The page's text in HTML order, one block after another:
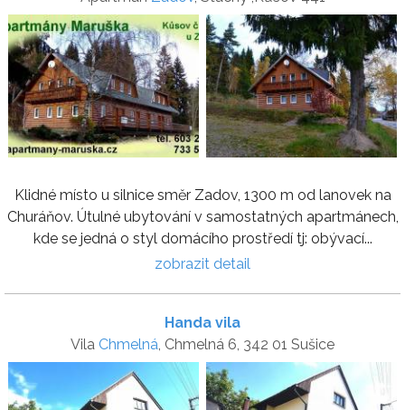
Klidné místo u silnice směr Zadov, 1300 m od lanovek na
Churáňov. Útulné ubytování v samostatných apartmánech,
kde se jedná o styl domácího prostředí tj: obývací...
zobrazit detail
Handa vila
Vila Chmelná, Chmelná 6, 342 01 Sušice